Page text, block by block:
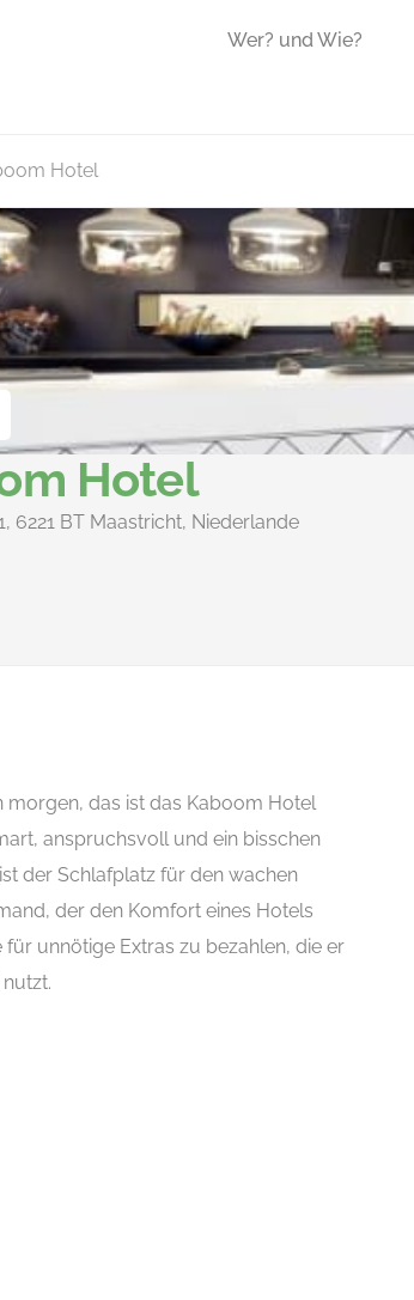
Wer? und Wie?
Hotel
Hotel
6221 BT Maastricht, Niederlande
morgen, das ist das Kaboom Hotel
anspruchsvoll und ein bisschen
der Schlafplatz für den wachen
der den Komfort eines Hotels
unnötige Extras zu bezahlen, die er